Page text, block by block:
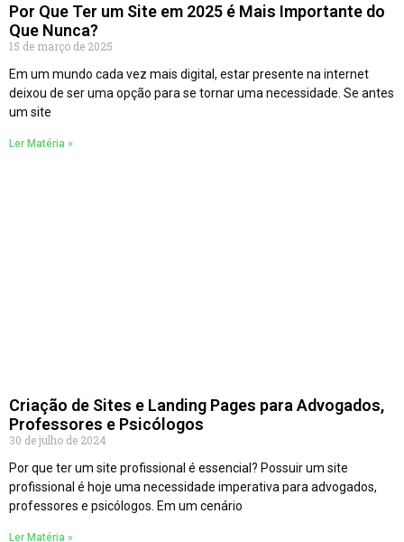
Por Que Ter um Site em 2025 é Mais Importante do
Que Nunca?
15 de março de 2025
Em um mundo cada vez mais digital, estar presente na internet
deixou de ser uma opção para se tornar uma necessidade. Se antes
um site
Ler Matéria »
Criação de Sites e Landing Pages para Advogados,
Professores e Psicólogos
30 de julho de 2024
Por que ter um site profissional é essencial? Possuir um site
profissional é hoje uma necessidade imperativa para advogados,
professores e psicólogos. Em um cenário
Ler Matéria »